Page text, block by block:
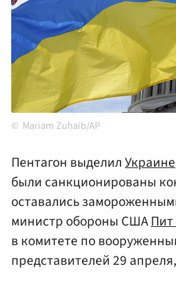
Mariam Zuhaib/AP
Пентагон выделилУкраине
были санкционированы
оставались
министр обороны СШАПит
в комитете по
представителей 29